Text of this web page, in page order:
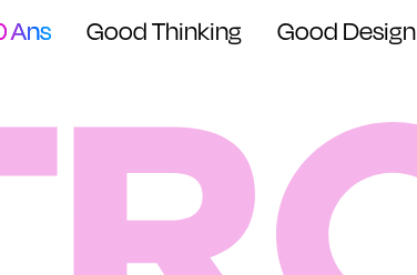
Ans Good Thinking Good Design